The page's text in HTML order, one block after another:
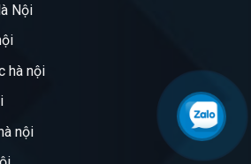
Nội
hà nội
nội